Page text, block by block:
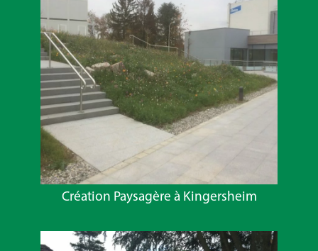
Création Paysagère à Kingersheim